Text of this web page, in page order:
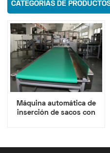
CATEGORÍAS DE
Máquina automática de
inserción de sacos con